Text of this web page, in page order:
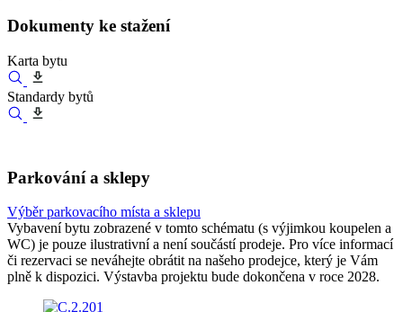
Dokumenty ke stažení
Karta bytu
Standardy bytů
Parkování a sklepy
Výběr parkovacího místa a sklepu
Vybavení bytu zobrazené v tomto schématu (s výjimkou koupelen a
WC) je pouze ilustrativní a není součástí prodeje. Pro více informací
či rezervaci se neváhejte obrátit na našeho prodejce, který je Vám
plně k dispozici. Výstavba projektu bude dokončena v roce 2028.